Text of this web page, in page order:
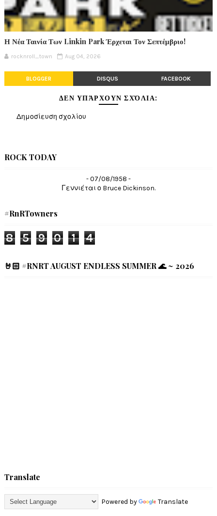
Η Νέα Ταινία Των Linkin Park Έρχεται Τον Σεπτέμβριο!
rocknroll_town Aug 04, 2026
BLOGGER DISQUS FACEBOOK
ΔΕΝ ΥΠΆΡΧΟΥΝ ΣΧΌΛΙΑ:
Δημοσίευση σχολίου
ROCK TODAY
- 07/08/1958 -
Γεννιέται ο Bruce Dickinson.
#RnRTowners
8 5 9 0 1 4
🤘🏻 #RNRT AUGUST ENDLESS SUMMER 🌊 ~ 2026
Translate
Powered by Translate